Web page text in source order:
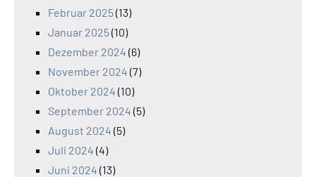
Februar 2025(13)
Januar 2025(10)
Dezember 2024 (6)
November 2024 (7)
Oktober 2024 (10)
September 2024 (5)
August 2024 (5)
Juli 2024 (4)
Juni 2024 (13)